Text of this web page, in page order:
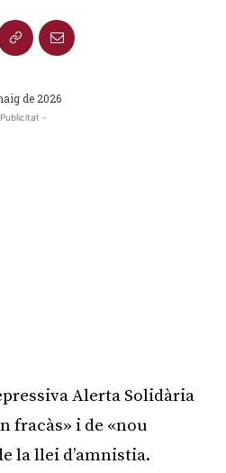
de 2026
-
Alerta Solidària
fracàs» i de «nou
la llei d’amnistia.